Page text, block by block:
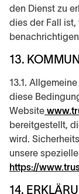
den Dienst zu
dies der Fall ist,
13.
13.1.
diese
Website
bereitgestellt,
wird.
unsere
https://
14.